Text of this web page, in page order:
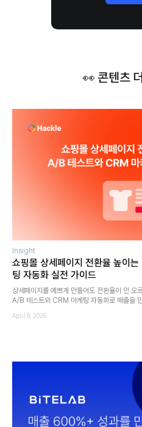
👀 콘텐츠
Insight
쇼핑몰 상세페이지 전환율 높이
팅 자동화 실전 가이드
상세페이지를 예쁘게 만들어도 전환율이 안 오
A/B 테스트와 CRM 마케팅 자동화로 매출을
April 9, 2026